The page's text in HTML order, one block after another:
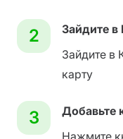
2
Зайдите
Зайдите в
карту
3
Добавьте
Нажмите